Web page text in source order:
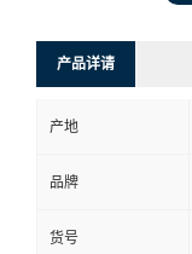
产品详请
产地
品牌
货号